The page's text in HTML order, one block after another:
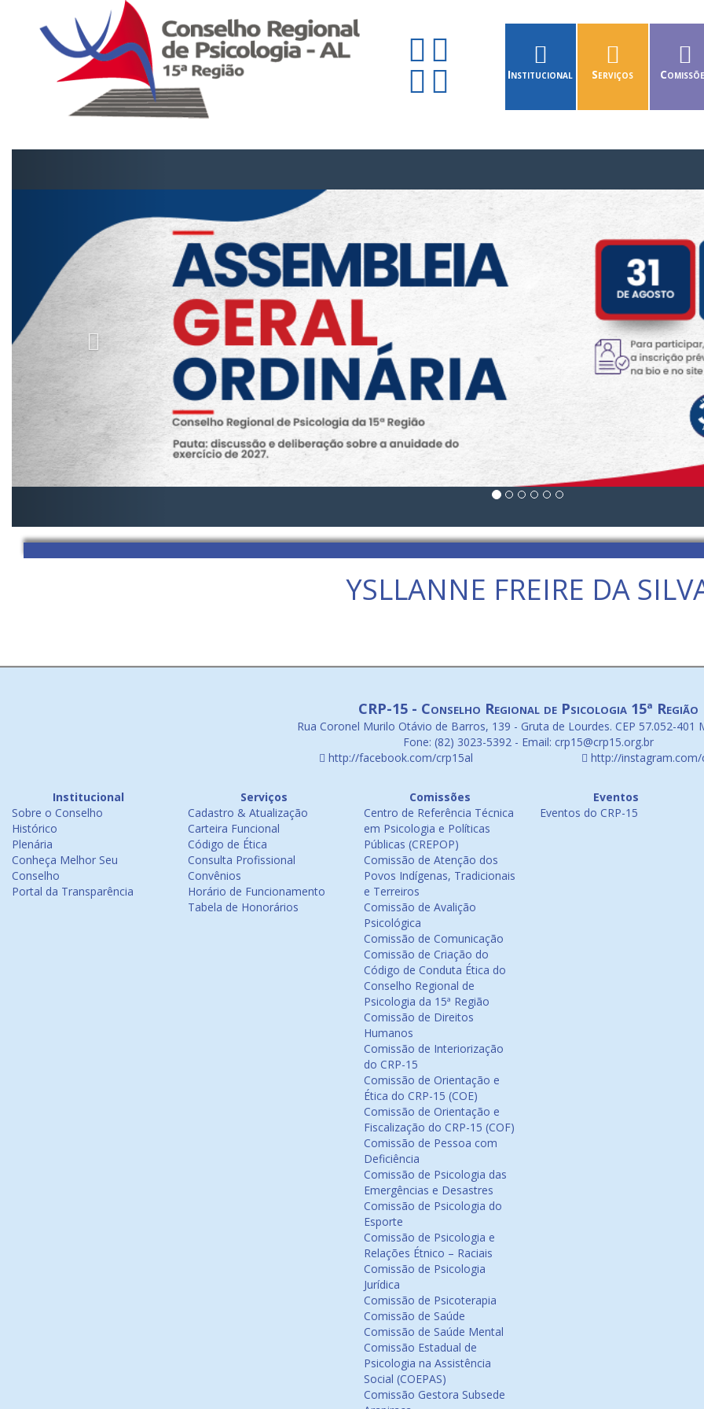
Institucional Serviços
YSLLANNE FREIRE DA
CRP-15 - Conselho Regional de Psicologia 15ª Região
Rua Coronel Murilo Otávio de Barros, 139 - Gruta de Lourdes. CEP 57.052-401
Fone: (82) 3023-5392 - Email: crp15@crp15.org.br
http://facebook.com/crp15al
http://instagram.com/
Institucional
Sobre o Conselho
Histórico
Plenária
Conheça Melhor Seu
Conselho
Portal da Transparência
Serviços
Cadastro & Atualização
Carteira Funcional
Código de Ética
Consulta Profissional
Convênios
Horário de Funcionamento
Tabela de Honorários
Comissões
Centro de Referência Técnica
em Psicologia e Políticas
Públicas (CREPOP)
Comissão de Atenção dos
Povos Indígenas, Tradicionais
e Terreiros
Comissão de Avalição
Psicológica
Comissão de Comunicação
Comissão de Criação do
Código de Conduta Ética do
Conselho Regional de
Psicologia da 15ª Região
Comissão de Direitos
Humanos
Comissão de Interiorização
do CRP-15
Comissão de Orientação e
Ética do CRP-15 (COE)
Comissão de Orientação e
Fiscalização do CRP-15 (COF)
Comissão de Pessoa com
Deficiência
Comissão de Psicologia das
Emergências e Desastres
Comissão de Psicologia do
Esporte
Comissão de Psicologia e
Relações Étnico – Raciais
Comissão de Psicologia
Jurídica
Comissão de Psicoterapia
Comissão de Saúde
Comissão de Saúde Mental
Comissão Estadual de
Psicologia na Assistência
Social (COEPAS)
Comissão Gestora Subsede
Eventos
Eventos do CRP-15